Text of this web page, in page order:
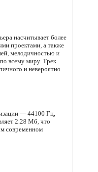
насчитывает более
проектами, а также
мелодичностью и
всему миру. Трек
и невероятно
— 44100 Гц,
2.28 Мб, что
современном